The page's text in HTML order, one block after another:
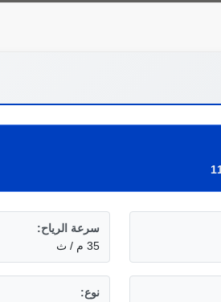
سرعة الرياح:
35 م / ث
نوع: